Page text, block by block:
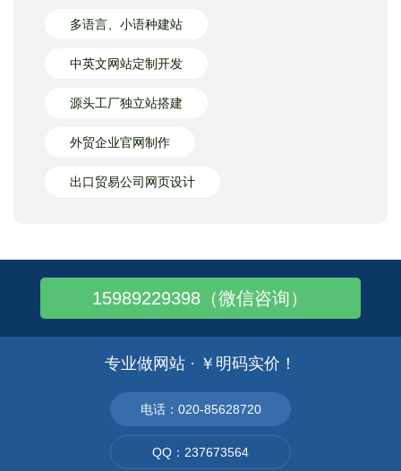
多语言、小语种建站
中英文网站定制开发
源头工厂独立站搭建
外贸企业官网制作
出口贸易公司网页设计
15989229398（微信咨询）
专业做网站 · ￥明码实价！
电话：020-85628720
QQ：237673564